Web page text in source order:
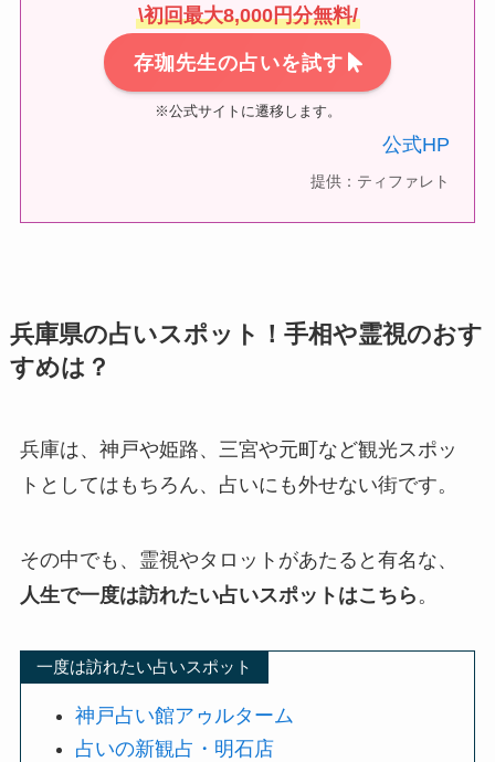
\初回最大8,000円分無料/
存珈先生の占いを試す
※公式サイトに遷移します。
公式HP
提供：ティファレト
兵庫県の占いスポット！手相や霊視のおす
すめは？
兵庫は、神戸や姫路、三宮や元町など観光スポッ
トとしてはもちろん、占いにも外せない街です。
その中でも、霊視やタロットがあたると有名な、
人生で一度は訪れたい占いスポットはこちら。
一度は訪れたい占いスポット
神戸占い館アゥルターム
占いの新観占・明石店